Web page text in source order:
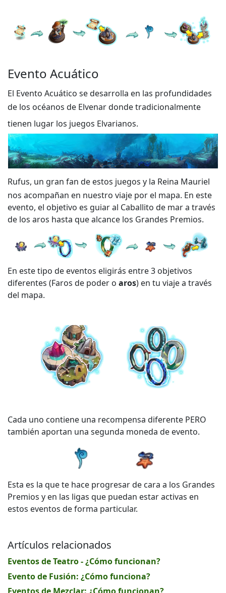
Evento Acuático
El Evento Acuático se desarrolla en las profundidades
de los océanos de Elvenar donde tradicionalmente
tienen lugar los juegos Elvarianos.
Rufus, un gran fan de estos juegos y la Reina Mauriel
nos acompañan en nuestro viaje por el mapa. En este
evento, el objetivo es guiar al Caballito de mar a través
de los aros hasta que alcance los Grandes Premios.
En este tipo de eventos eligirás entre 3 objetivos
diferentes (Faros de poder o aros) en tu viaje a través
del mapa.
Cada uno contiene una recompensa diferente PERO
también aportan una segunda moneda de evento.
Esta es la que te hace progresar de cara a los Grandes
Premios y en las ligas que puedan estar activas en
estos eventos de forma particular.
Artículos relacionados
Eventos de Teatro - ¿Cómo funcionan?
Evento de Fusión: ¿Cómo funciona?